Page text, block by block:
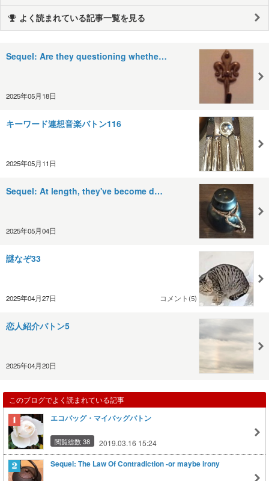
よく読まれている記事一覧を見る
Sequel: Are they questioning whethe…
2025年05月18日
キーワード連想音楽バトン116
2025年05月11日
Sequel: At length, they've become d…
2025年05月04日
謎なぞ33
2025年04月27日 コメント(5)
恋人紹介バトン5
2025年04月20日
このブログでよく読まれている記事
エコバッグ・マイバッグバトン
閲覧総数 38 2019.03.16 15:24
Sequel: The Law Of Contradiction -or maybe irony